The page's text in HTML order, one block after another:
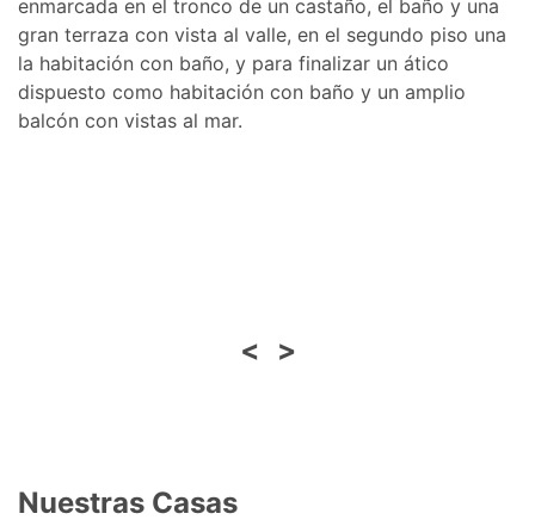
enmarcada en el tronco de un castaño, el baño y una
gran terraza con vista al valle, en el segundo piso una
la habitación con baño, y para finalizar un ático
dispuesto como habitación con baño y un amplio
balcón con vistas al mar.
< >
Nuestras Casas